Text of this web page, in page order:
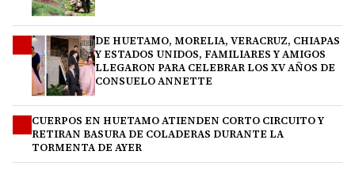
DE HUETAMO, MORELIA, VERACRUZ, CHIAPAS
Y ESTADOS UNIDOS, FAMILIARES Y AMIGOS
LLEGARON PARA CELEBRAR LOS XV AÑOS DE
CONSUELO ANNETTE
CUERPOS EN HUETAMO ATIENDEN CORTO CIRCUITO Y
RETIRAN BASURA DE COLADERAS DURANTE LA
TORMENTA DE AYER